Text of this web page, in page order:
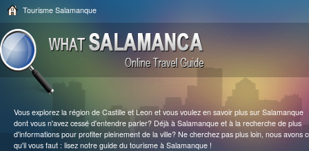
Tourisme Salamanque
Vous explorez la région de Castille et Leon et vous voulez en savoir plus sur Salamanque
dont vous n'avez cessé d'entendre parler? Déjà à Salamanque et à la recherche de plus
d'informations pour profiter pleinement de la ville? Ne cherchez pas plus loin, nous avons
qu'il vous faut : lisez notre guide du tourisme à Salamanque !